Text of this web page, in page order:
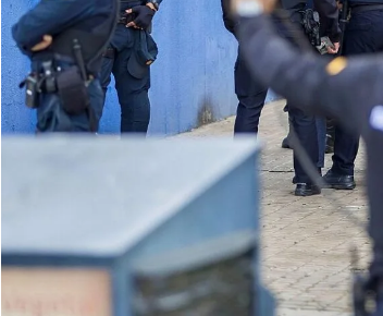
OPINIÓN
PROGRAMAS